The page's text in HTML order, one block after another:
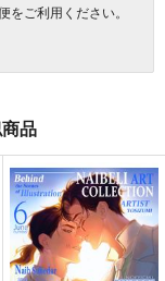
ご利用ください。
品